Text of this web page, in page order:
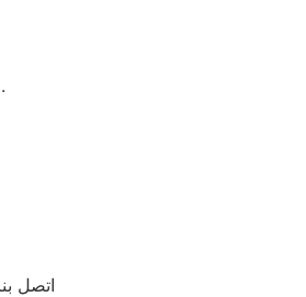
لاجهزة توكيل شركة هوفر بشبين الكوم اينما كنتم خلال وقت قياسي سوف يصل اليكم مهندسنا لمعاينة العطل وصيانة الجهاز.
اتصل